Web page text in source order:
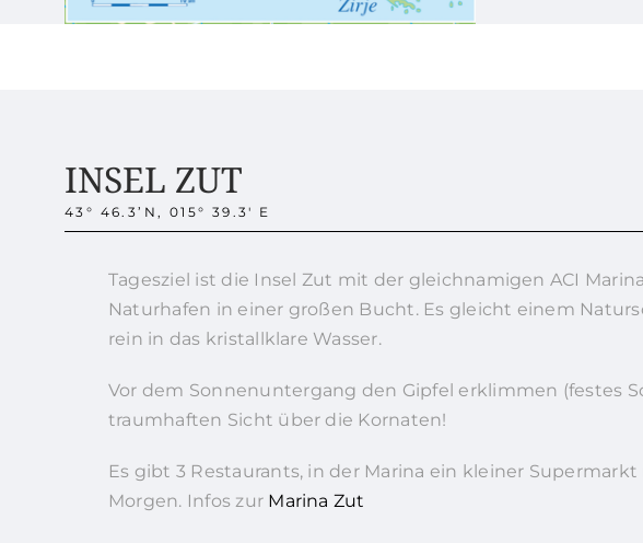
INSEL ZUT
43° 46.3’N, 015° 39.3′ E
Tagesziel ist die Insel Zut mit der gleichnamigen ACI
Naturhafen in einer großen Bucht. Es gleicht einem
rein in das kristallklare Wasser.
Vor dem Sonnenuntergang den Gipfel erklimmen (festes
traumhaften Sicht über die Kornaten!
Es gibt 3 Restaurants, in der Marina ein kleiner
Morgen. Infos zur Marina Zut